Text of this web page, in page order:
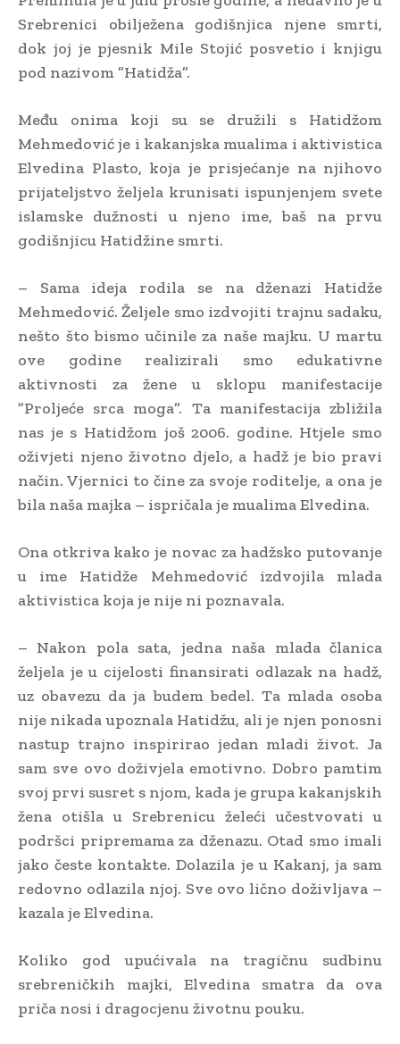
Srebrenici obilježena godišnjica njene smrti,
dok joj je pjesnik Mile Stojić posvetio i knjigu
pod nazivom ”Hatidža”.
Među onima koji su se družili s Hatidžom
Mehmedović je i kakanjska mualima i aktivistica
Elvedina Plasto, koja je prisjećanje na njihovo
prijateljstvo željela krunisati ispunjenjem svete
islamske dužnosti u njeno ime, baš na prvu
godišnjicu Hatidžine smrti.
– Sama ideja rodila se na dženazi Hatidže
Mehmedović. Željele smo izdvojiti trajnu sadaku,
nešto što bismo učinile za naše majku. U martu
ove godine realizirali smo edukativne
aktivnosti za žene u sklopu manifestacije
”Proljeće srca moga”. Ta manifestacija zbližila
nas je s Hatidžom još 2006. godine. Htjele smo
oživjeti njeno životno djelo, a hadž je bio pravi
način. Vjernici to čine za svoje roditelje, a ona je
bila naša majka – ispričala je mualima Elvedina.
Ona otkriva kako je novac za hadžsko putovanje
u ime Hatidže Mehmedović izdvojila mlada
aktivistica koja je nije ni poznavala.
– Nakon pola sata, jedna naša mlada članica
željela je u cijelosti finansirati odlazak na hadž,
uz obavezu da ja budem bedel. Ta mlada osoba
nije nikada upoznala Hatidžu, ali je njen ponosni
nastup trajno inspirirao jedan mladi život. Ja
sam sve ovo doživjela emotivno. Dobro pamtim
svoj prvi susret s njom, kada je grupa kakanjskih
žena otišla u Srebrenicu želeći učestvovati u
podršci pripremama za dženazu. Otad smo imali
jako česte kontakte. Dolazila je u Kakanj, ja sam
redovno odlazila njoj. Sve ovo lično doživljava –
kazala je Elvedina.
Koliko god upućivala na tragičnu sudbinu
srebreničkih majki, Elvedina smatra da ova
priča nosi i dragocjenu životnu pouku.